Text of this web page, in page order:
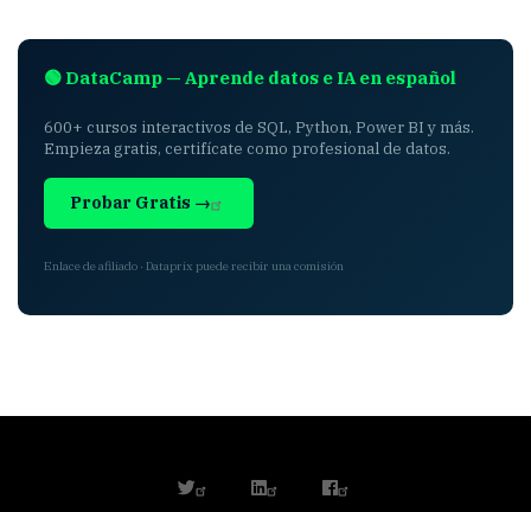
🟢 DataCamp — Aprende datos e IA en español
600+ cursos interactivos de SQL, Python, Power BI y más.
Empieza gratis, certifícate como profesional de datos.
Probar Gratis →
Enlace de afiliado · Dataprix puede recibir una comisión
twitterlinkedinfacebook